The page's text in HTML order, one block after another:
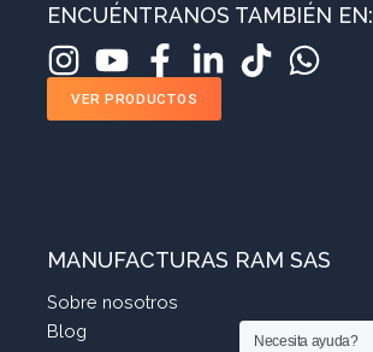
ENCUÉNTRANOS TAMBIÉN EN:
VER PRODUCTOS
MANUFACTURAS RAM SAS
Sobre nosotros
Blog
Necesita ayuda?